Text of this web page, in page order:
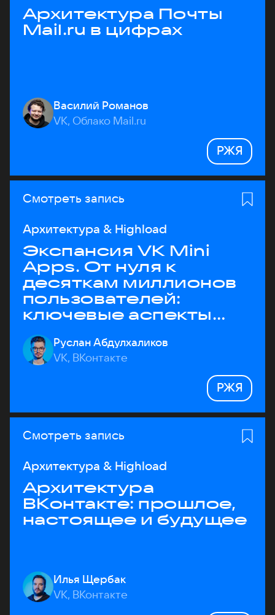
Архитектура Почты
Mail.ru в цифрах
Василий Романов
VK, Облако Mail.ru
РЖЯ
Смотреть запись
Архитектура & Highload
Экспансия VK Mini
Apps. От нуля к
десяткам миллионов
пользователей:
ключевые аспекты
архитектуры
Руслан Абдулхаликов
VK, ВКонтакте
РЖЯ
Смотреть запись
Архитектура & Highload
Архитектура
ВКонтакте: прошлое,
настоящее и будущее
Илья Щербак
VK, ВКонтакте